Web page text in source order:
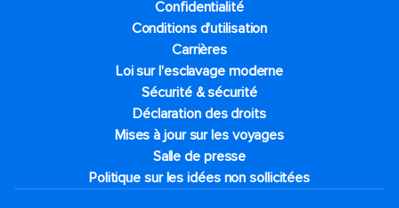
Confidentialité
Conditions d'utilisation
Carrières
Loi sur l'esclavage moderne
Sécurité & sécurité
Déclaration des droits
Mises à jour sur les voyages
Salle de presse
Politique sur les idées non sollicitées